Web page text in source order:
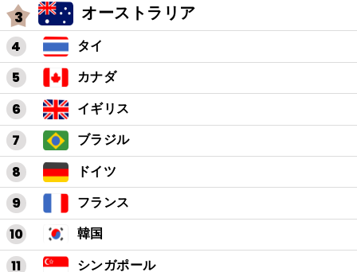
オーストラリア
タイ
カナダ
イギリス
ブラジル
ドイツ
フランス
韓国
シンガポール